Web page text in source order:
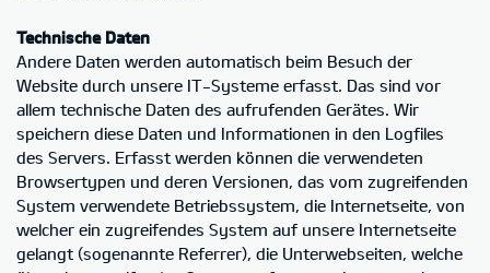
Technische Daten
Andere Daten werden automatisch beim Besuch der
Website durch unsere IT-Systeme erfasst. Das sind vor
allem technische Daten des aufrufenden Gerätes. Wir
speichern diese Daten und Informationen in den Logfiles
des Servers. Erfasst werden können die verwendeten
Browsertypen und deren Versionen, das vom zugreifenden
System verwendete Betriebssystem, die Internetseite, von
welcher ein zugreifendes System auf unsere Internetseite
gelangt (sogenannte Referrer), die Unterwebseiten, welche